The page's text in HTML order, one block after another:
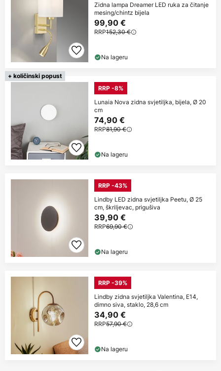
Zidna lampa Dreamer LED ruka za čitanje
mesing/chintz bijela
99,90 €
RRP152,30 €
Na lageru
+ količinski popust
RRP -8%
Lunaia Nova zidna svjetiljka, bijela, Ø 20
cm
74,90 €
RRP81,90 €
Na lageru
RRP -43%
Lindby LED zidna svjetiljka Peetu, Ø 25
cm, škriljevac, prigušiva
39,90 €
RRP69,90 €
Na lageru
RRP -39%
Lindby zidna svjetiljka Valentina, E14,
dimno siva, staklo, 28,6 cm
34,90 €
RRP57,90 €
Na lageru